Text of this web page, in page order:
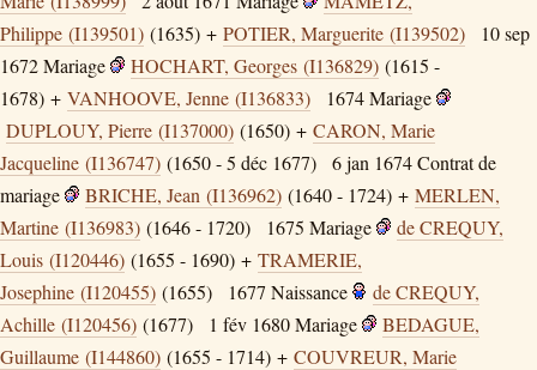
Philippe (I139501) (1635) + POTIER, Marguerite (I139502)
10 sep
1672Mariage HOCHART, Georges (I136829) (1615 -
1678) + VANHOOVE, Jenne (I136833) 1674Mariage
DUPLOUY, Pierre (I137000) (1650) + CARON, Marie
Jacqueline (I136747) (1650 - 5 déc 1677) 6 jan 1674Contrat de
mariage
BRICHE, Jean (I136962) (1640 - 1724) + MERLEN,
Martine (I136983) (1646 - 1720) 1675 Mariage
de CREQUY,
Louis (I120446) (1655 - 1690) + TRAMERIE,
Josephine (I120455) (1655) 1677 Naissance
de CREQUY,
Achille (I120456) (1677) 1 fév 1680Mariage
BEDAGUE,
Guillaume (I144860) (1655 - 1714) + COUVREUR, Marie